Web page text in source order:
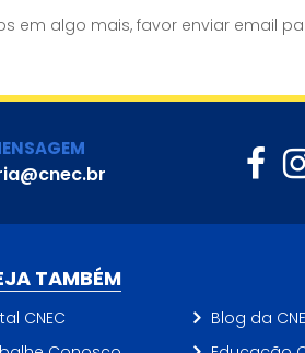
em algo mais, favor enviar email
TAMBÉM
CNEC
Blog da